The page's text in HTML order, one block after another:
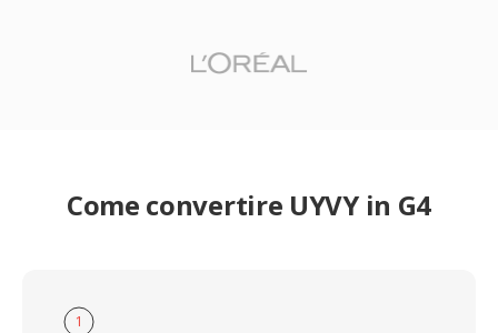
Come convertire UYVY in G4
1